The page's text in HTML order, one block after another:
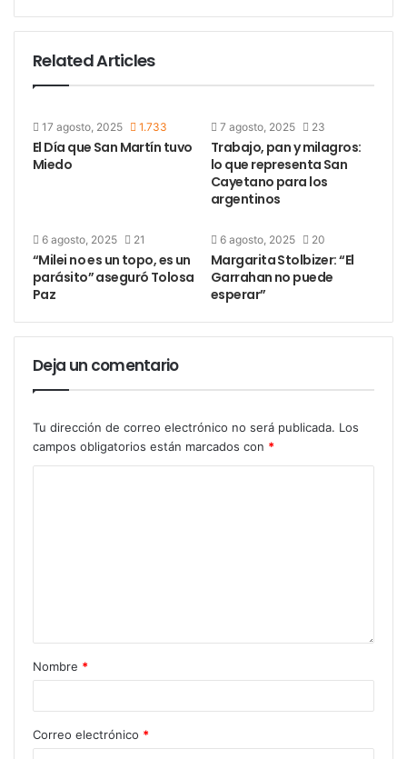
Related Articles
17 agosto, 2025 1.733
El Día que San Martín tuvo
Miedo
7 agosto, 2025 23
Trabajo, pan y milagros:
lo que representa San
Cayetano para los
argentinos
6 agosto, 2025 21
“Milei no es un topo, es un
parásito” aseguró Tolosa
Paz
6 agosto, 2025 20
Margarita Stolbizer: “El
Garrahan no puede
esperar”
Deja un comentario
Tu dirección de correo electrónico no será publicada. Los
campos obligatorios están marcados con *
Nombre *
Correo electrónico *